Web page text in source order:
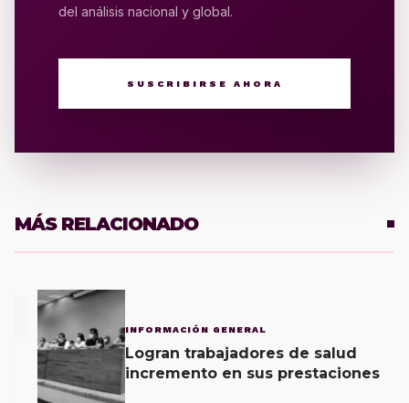
del análisis nacional y global.
SUSCRIBIRSE AHORA
MÁS RELACIONADO
INFORMACIÓN GENERAL
Logran trabajadores de salud
incremento en sus prestaciones